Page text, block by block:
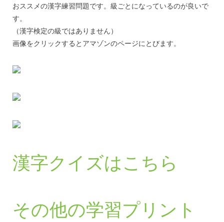
おススメの漢字練習問題です。級ごとになっているのが良いで
す。
（漢字検定の級ではありません）
画像をクリックするとアマゾンのページにとびます。
漢字クイズはこちら
その他の学習プリント